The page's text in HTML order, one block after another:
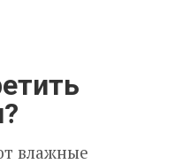
влажные